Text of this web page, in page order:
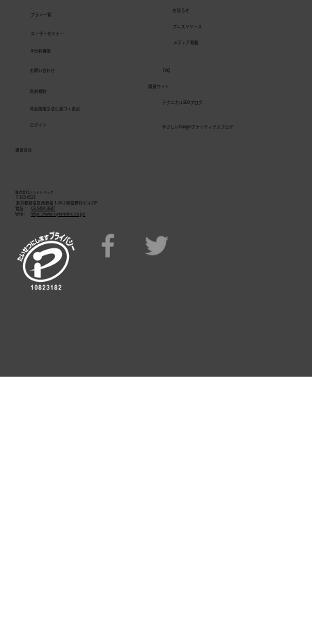
Webサイト分析ツール「ANATOMY」に
新機能。無料プランがPVランキング・
PDF出力・AI分析(β版)で大幅強化、有料
オプション「dashboard PLUS」も登場
運営会社
株式会社シンメトリック
〒163-0527
東京都新宿区西新宿 1-26-2 新宿野村ビル27F
電話：
03-5454-9687
Web：
https://www.symmetric.co.jp/
プラン一覧
ユーザーセミナー
AI分析機能
お問い合わせ
利用規約
特定商取引法に基づく表記
ログイン
お知らせ
プレスリリース
メディア掲載
FAQ
関連サイト
テクニカルSEOブログ
やさしいGoogleアナリティクスブログ